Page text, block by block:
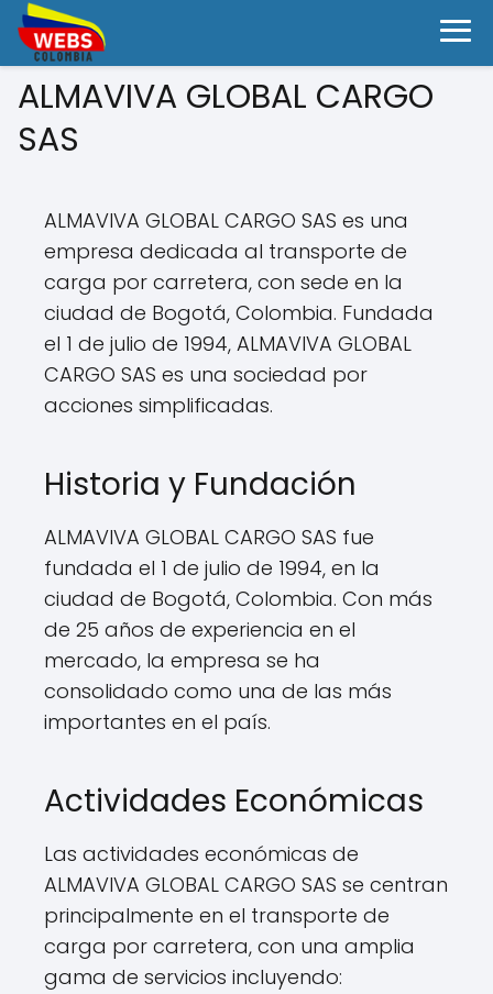
ALMAVIVA GLOBAL CARGO
SAS
ALMAVIVA GLOBAL CARGO SAS es una
empresa dedicada al transporte de
carga por carretera, con sede en la
ciudad de Bogotá, Colombia. Fundada
el 1 de julio de 1994, ALMAVIVA GLOBAL
CARGO SAS es una sociedad por
acciones simplificadas.
Historia y Fundación
ALMAVIVA GLOBAL CARGO SAS fue
fundada el 1 de julio de 1994, en la
ciudad de Bogotá, Colombia. Con más
de 25 años de experiencia en el
mercado, la empresa se ha
consolidado como una de las más
importantes en el país.
Actividades Económicas
Las actividades económicas de
ALMAVIVA GLOBAL CARGO SAS se centran
principalmente en el transporte de
carga por carretera, con una amplia
gama de servicios incluyendo: